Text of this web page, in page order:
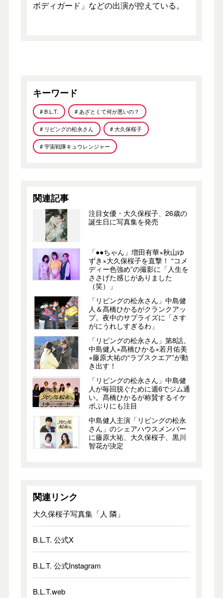
ボディガード」などの出演が控えている。
キーワード
# B.L.T. # あざとくて何が悪いの？
# リビングの松永さん # 大久保桜子
# 宇宙戦隊キュウレンジャー
関連記事
注目女優・大久保桜子、26歳の
誕生日に写真集を発売
「●●ちゃん」増田有華×秋山ゆ
ずき×大久保桜子を直撃！ “コメ
ディー色強め”の撮影に「人生を
ささげた感じがありました
（笑）」
「リビングの松永さん」中島健
人＆髙橋ひかるがクランクアッ
プ。夜中のサプライズに「さす
がにうれしすぎるわ」
「リビングの松永さん」第8話。
中島健人×髙橋ひかる×若月佑美
×藤原大祐の“ラブスクエア”が動
き出す！
「リビングの松永さん」中島健
人が毎回脱ぐために週6でジム通
い。髙橋ひかるが称賛するイケ
ボぶりにも注目
中島健人主演「リビングの松永
さん」のシェアハウスメンバー
に藤原大祐、大久保桜子、黒川
智花が決定
関連リンク
大久保桜子写真集「人 隣」
B.L.T. 公式X
B.L.T. 公式Instagram
B.L.T.web